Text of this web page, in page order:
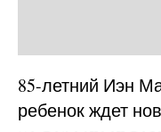
85-летний Иэн
ребенок ждет